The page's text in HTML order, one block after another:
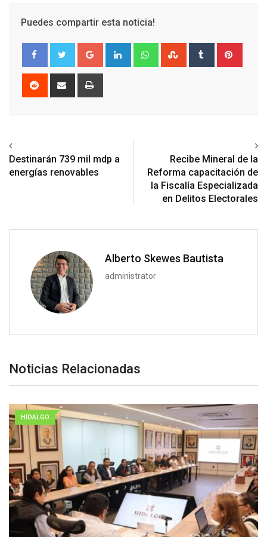
Puedes compartir esta noticia!
Google+ LinkedIn WhatsappStumbleUpon
Tumblr
Reddit
Share
Destinarán 739 mil mdp a
energías renovables
Recibe Mineral de la
Reforma capacitación de
la Fiscalía Especializada
en Delitos Electorales
Alberto Skewes Bautista
administrator
Noticias Relacionadas
HIDALGO